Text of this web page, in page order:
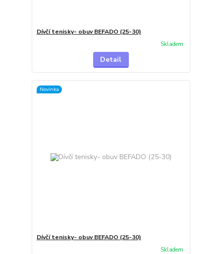
Dívčí tenisky- obuv BEFADO (25-30)
Skladem
Detail
Novinka
Dívčí tenisky- obuv BEFADO (25-30)
Skladem